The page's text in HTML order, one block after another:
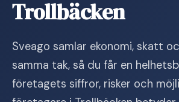
Trollbäcken
Sveago samlar ekonomi, skatt
samma tak, så du får en
företagets siffror, risker och